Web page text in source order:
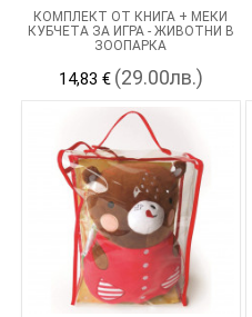
КОМПЛЕКТ ОТ КНИГА + МЕКИ
КУБЧЕТА ЗА ИГРА - ЖИВОТНИ В
ЗООПАРКА
14,83 € (29.00лв.)